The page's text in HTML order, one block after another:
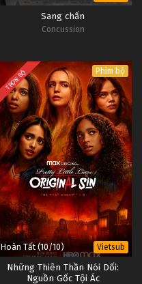
Sang chấn
Concussion
TRỌN BỘ Phim bộ
Hoàn Tất (10/10) Vietsub
Những Thiên Thần Nói Dối:
Nguồn Gốc Tội Ác